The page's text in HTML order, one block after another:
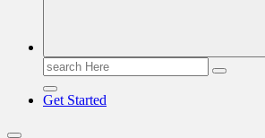
Search
for:
Get Started